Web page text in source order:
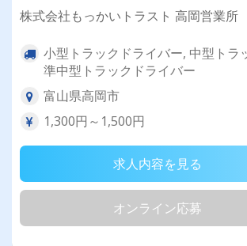
株式会社もっかいトラスト 高岡営業所
小型トラックドライバー, 中型トラ
準中型トラックドライバー
富山県高岡市
1,300円～1,500円
求人内容を見る
オンライン応募